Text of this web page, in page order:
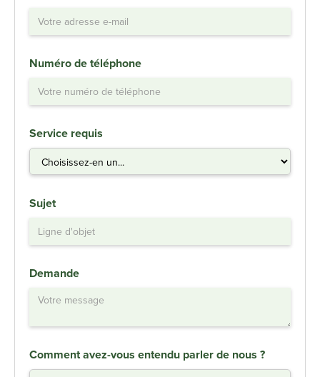
Numéro de téléphone
Service requis
Sujet
Demande
Comment avez-vous entendu parler de nous ?